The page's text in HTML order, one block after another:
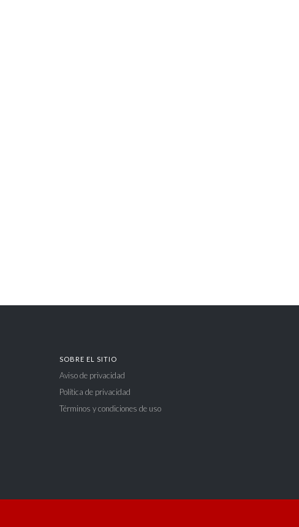
SOBRE EL SITIO
Aviso de privacidad
Política de privacidad
Términos y condiciones de uso